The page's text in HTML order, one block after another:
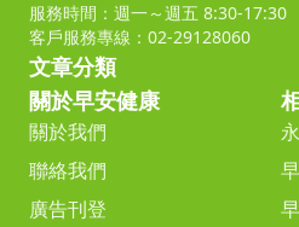
服務時間：週一～週五 8:30-17:30
客戶服務專線：02-29128060
文章分類
關於早安健康
關於我們
聯絡我們
廣告刊登